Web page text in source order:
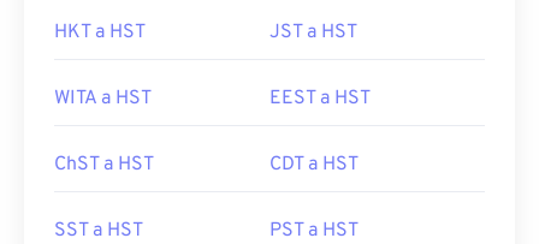
HKT a HST JST a HST
WITA a HST EEST a HST
ChST a HST CDT a HST
SST a HST PST a HST